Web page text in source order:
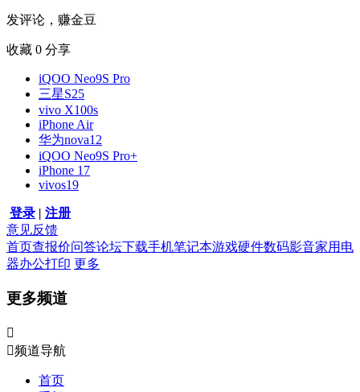
发评论，赚金豆
收藏 0 分享
iQOO Neo9S Pro
三星S25
vivo X100s
iPhone Air
华为nova12
iQOO Neo9S Pro+
iPhone 17
vivos19
登录 | 注册
意见反馈
首页查报价问答论坛下载手机笔记本游戏硬件数码影音家用电
器办公打印 更多
更多频道

频道导航
首页